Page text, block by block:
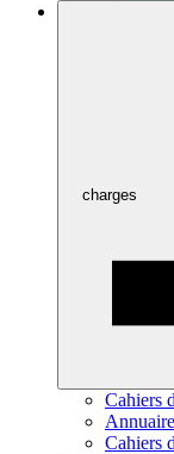
charges
Cahiers
Cahiers